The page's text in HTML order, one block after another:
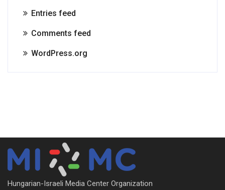
Entries feed
Comments feed
WordPress.org
Hungarian-Israeli Media Center Organization